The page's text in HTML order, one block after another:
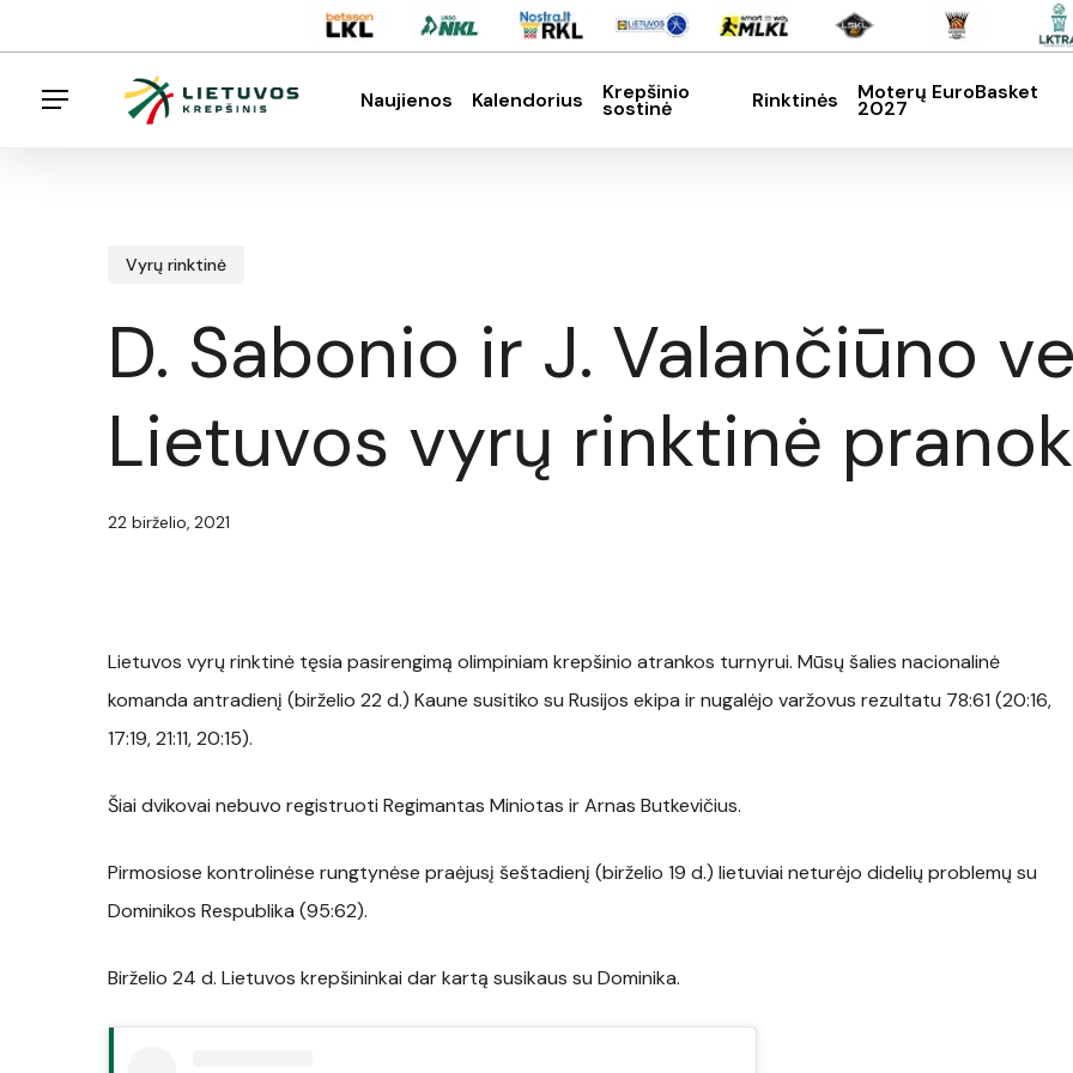
to
Menu
Naujienos Kalendorius Krepšinio
sostinė Rinktinės Moterų EuroBasket
2027
Vyrų rinktinė
D. Sabonio ir J. Valančiūno
Lietuvos vyrų rinktinė
22 birželio, 2021
Lietuvos vyrų rinktinė tęsia pasirengimą olimpiniam krepšinio atrankos turnyrui. Mūsų šalies nacionalinė
komanda antradienį (birželio 22 d.) Kaune susitiko su Rusijos ekipa ir nugalėjo varžovus rezultatu 78:61 (20:16,
17:19, 21:11, 20:15).
Šiai dvikovai nebuvo registruoti Regimantas Miniotas ir Arnas Butkevičius.
Pirmosiose kontrolinėse rungtynėse praėjusį šeštadienį (birželio 19 d.) lietuviai neturėjo didelių problemų su
Dominikos Respublika (95:62).
Birželio 24 d. Lietuvos krepšininkai dar kartą susikaus su Dominika.